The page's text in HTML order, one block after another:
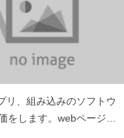
リ、組み込みのソフトウ
をします。webページの